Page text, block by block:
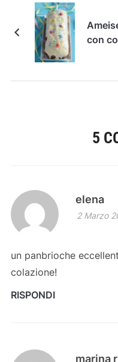
con
5
elena
2 Marzo
un panbrioche
colazione!
RISPONDI
marina